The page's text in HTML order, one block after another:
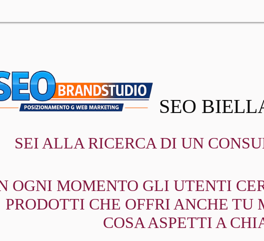
SEO
SEI ALLA RICERCA DI UN
OGNI MOMENTO GLI UTENTI
PRODOTTI CHE OFFRI ANCHE TU
COSA ASPETTI A